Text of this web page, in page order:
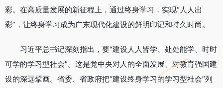
彩。在高质量发展的新征程上，通过终身学习，实现“人人出
彩”，让终身学习成为广东现代化建设的鲜明印记和持久时尚。
习近平总书记深刻指出，要“建设人人皆学、处处能学、时时
可学的学习型社会”。这是党中央对人的全面发展、对教育强国建
设的深远擘画。省委、省政府把“建设终身学习的学习型社会”列